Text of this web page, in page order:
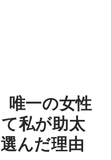
唯一の女性
私が助太
んだ理由